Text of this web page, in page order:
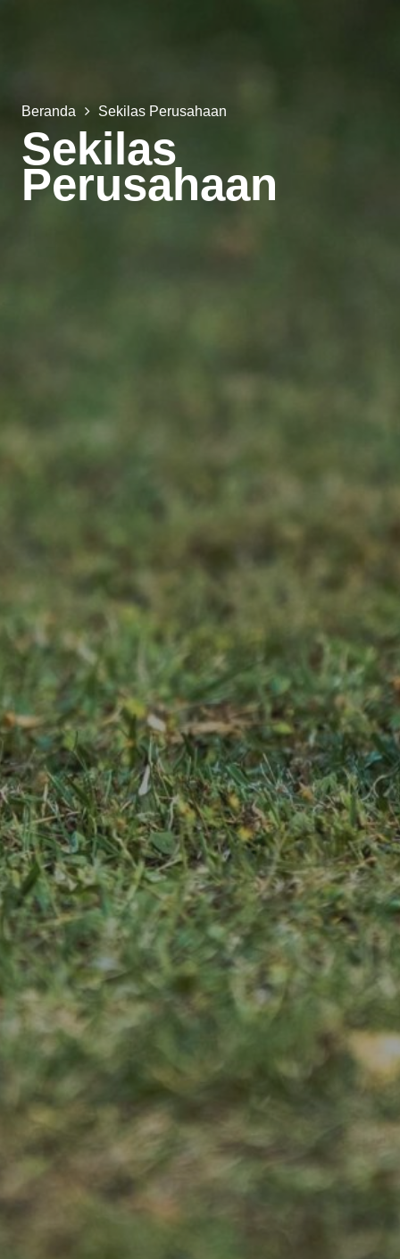
Beranda Sekilas Perusahaan
Sekilas
Perusahaan